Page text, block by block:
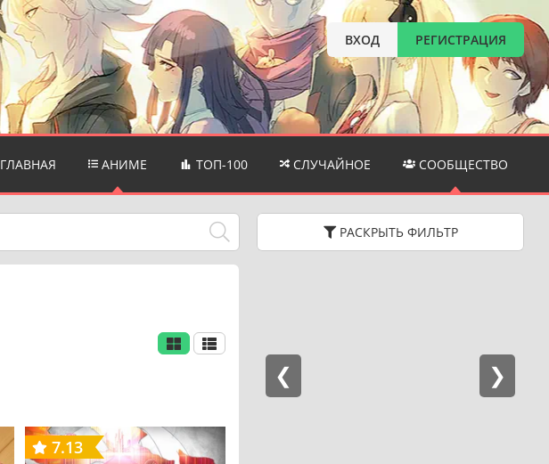
ВХОД РЕГИСТРАЦИЯ
ГЛАВНАЯ АНИМЕ ТОП-100 СЛУЧАЙНОЕ СООБЩЕСТВО
РАСКРЫТЬ ФИЛЬТР
7.13